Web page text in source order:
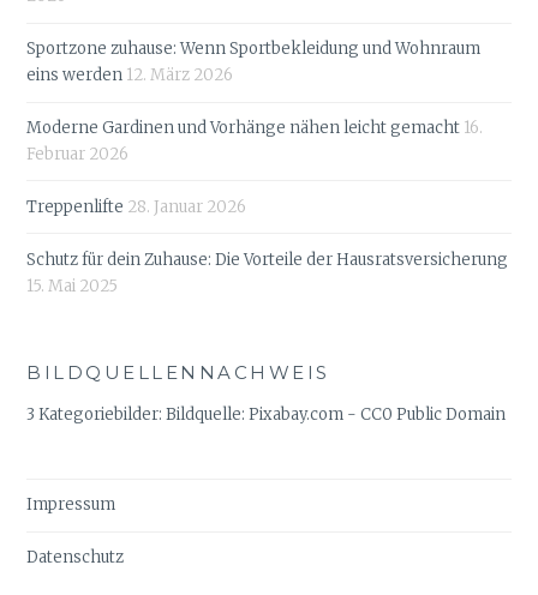
Sportzone zuhause: Wenn Sportbekleidung und Wohnraum
eins werden 12. März 2026
Moderne Gardinen und Vorhänge nähen leicht gemacht 16.
Februar 2026
Treppenlifte 28. Januar 2026
Schutz für dein Zuhause: Die Vorteile der Hausratsversicherung
15. Mai 2025
BILDQUELLENNACHWEIS
3 Kategoriebilder: Bildquelle: Pixabay.com - CC0 Public Domain
Impressum
Datenschutz